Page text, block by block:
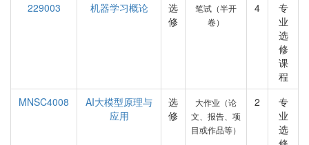
229003
机器学习概论
选
修
笔试（半开
卷）
4
专
业
选
修
课
程
MNSC4008
AI大模型原理与
应用
选
修
大作业（论
文、报告、项
目或作品等）
2
专
业
选